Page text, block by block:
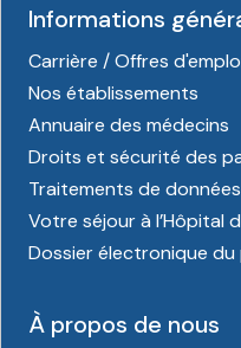
Informations
Carrière / Offres
Nos établissements
Annuaire des médecins
Droits et sécurité des
Traitements de
Votre séjour à l’Hôpital
Dossier électronique
À propos de nous